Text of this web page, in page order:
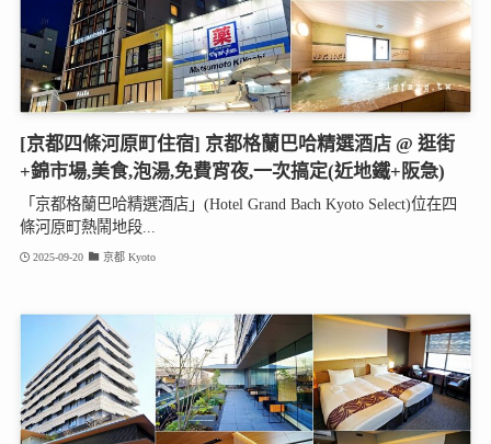
[京都四條河原町住宿] 京都格蘭巴哈精選酒店 @ 逛街
+錦市場,美食,泡湯,免費宵夜,一次搞定(近地鐵+阪急)
「京都格蘭巴哈精選酒店」(Hotel Grand Bach Kyoto Select)位在四
條河原町熱鬧地段...
2025-09-20 京都 Kyoto